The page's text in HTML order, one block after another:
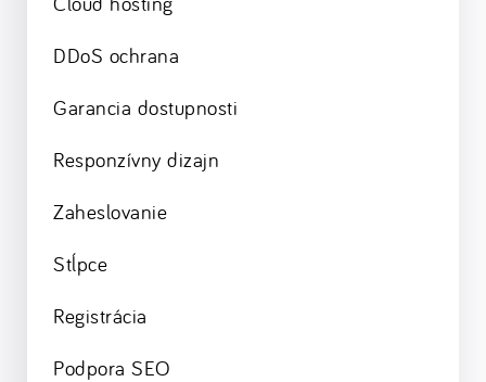
DDoS ochrana
Garancia dostupnosti
Responzívny dizajn
Zaheslovanie
Stĺpce
Registrácia
Podpora SEO